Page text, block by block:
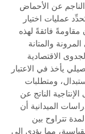
الناجم عن الأحماض
عمليات اختيار
مقاومةً فائقةً لهذه
والمتانة
الاقتصادية
يأخذ في الاعتبار
ومتطلبات
الناتج عن
الميدانية أن
تتراوح بين
مما يؤدي إلى